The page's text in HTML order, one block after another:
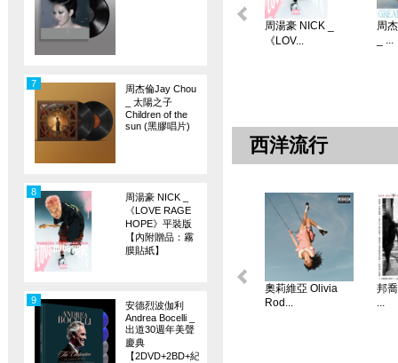
周杰倫Jay Chou
_ 太陽之子
Children of the
sun (黑膠唱片)
7
周湯豪 NICK _
《LOVE RAGE
HOPE》平裝版
【內附贈品：霧
膜貼紙】
8
安德烈波伽利
Andrea Bocelli _
出道30週年美聲
慶典
【2DVD+2BD+紀
9
周湯豪 NICK _
《LOV...
周
_ ...
西洋流行
奧莉維亞 Olivia
Rod...
邦
...